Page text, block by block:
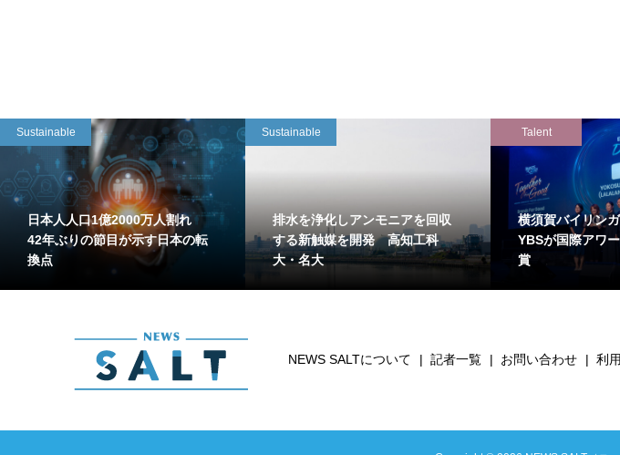
Sustainable
日本人人口1億2000万人割れ
42年ぶりの節目が示す日本の転
換点
Sustainable
排水を浄化しアンモニアを回収
する新触媒を開発 高知工科
大・名大
Talent
横須賀バイリン
YBSが国際アワ
賞
NEWS SALTについて 記者一覧 お問い合わせ 利